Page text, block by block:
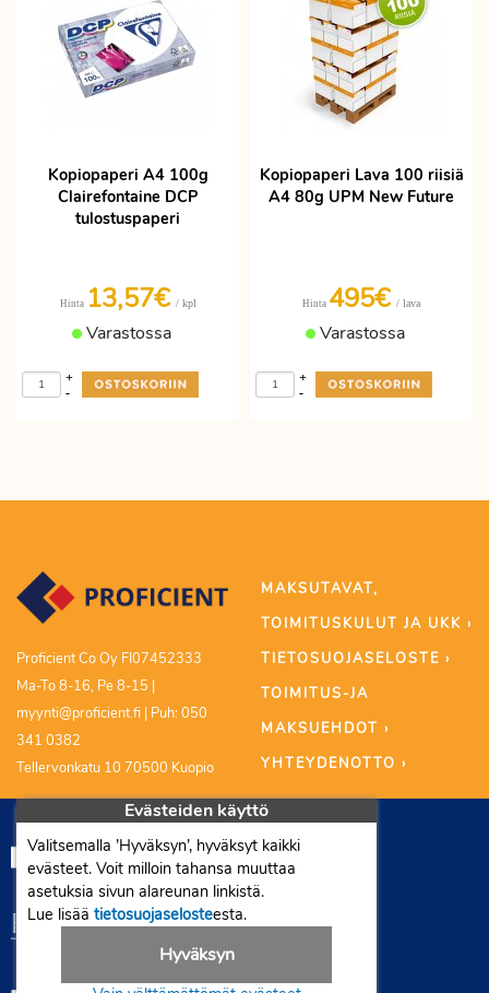
Kopiopaperi A4 100g
Clairefontaine DCP
tulostuspaperi
Hinta 13,57€ / kpl
Varastossa
-
+
Kopiopaperi Lava 100 riisiä
A4 80g UPM New Future
Hinta 495€ / lava
Varastossa
-
+
Proficient Co Oy FI07452333
Ma-To 8-16, Pe 8-15 |
myynti@proficient.fi | Puh: 050
341 0382
Tellervonkatu 10 70500 Kuopio
MAKSUTAVAT,
TOIMITUSKULUT JA UKK ›
TIETOSUOJASELOSTE ›
TOIMITUS-JA
MAKSUEHDOT ›
YHTEYDENOTTO ›
Evästeiden käyttö
Valitsemalla ’Hyväksyn’, hyväksyt kaikki
evästeet. Voit milloin tahansa muuttaa
asetuksia sivun alareunan linkistä.
Lue lisää tietosuojaselosteesta.
Hyväksyn